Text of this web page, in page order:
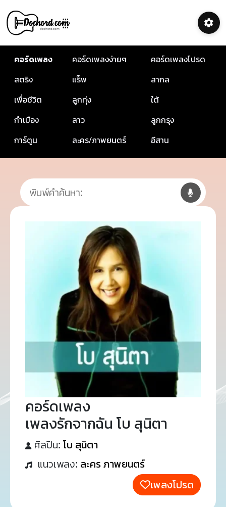
คอร์ดเพลง คอร์ดเพลงง่ายๆ
คอร์ดเพลงโปรด
สตริง
แร็พ
สากล
เพื่อชีวิต
ลูกทุ่ง
ใต้
กำเมือง
ลาว
ลูกกรุง
การ์ตูน
ละคร/ภาพยนตร์ อีสาน
คอร์ดเพลง
เพลงรักจากฉัน โบ สุนิตา
ศิลปิน: โบ สุนิตา
แนวเพลง: ละคร ภาพยนตร์
เพลงโปรด